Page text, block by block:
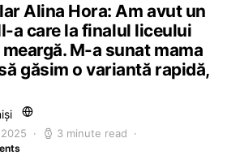
Alina Hora: Am avut un
a care la finalul liceului
M-a sunat mama
găsim o variantă rapidă,
3 minute read